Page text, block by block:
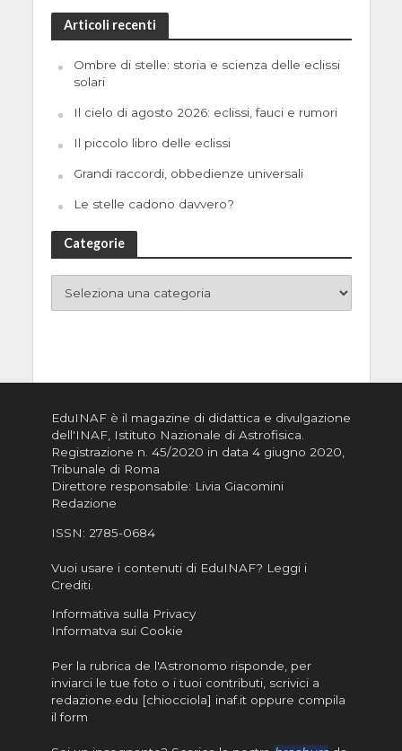
Articoli recenti
Ombre di stelle: storia e scienza delle eclissi
solari
Il cielo di agosto 2026: eclissi, fauci e rumori
Il piccolo libro delle eclissi
Grandi raccordi, obbedienze universali
Le stelle cadono davvero?
Categorie
EduINAF è il magazine di didattica e divulgazione
dell'INAF, Istituto Nazionale di Astrofisica.
Registrazione n. 45/2020 in data 4 giugno 2020,
Tribunale di Roma
Direttore responsabile: Livia Giacomini
Redazione
ISSN: 2785-0684
Vuoi usare i contenuti di EduINAF? Leggi i
Crediti.
Informativa sulla Privacy
Informatva sui Cookie
Per la rubrica de l'Astronomo risponde, per
inviarci le tue foto o i tuoi contributi, scrivici a
redazione.edu [chiocciola] inaf.it oppure compila
il form